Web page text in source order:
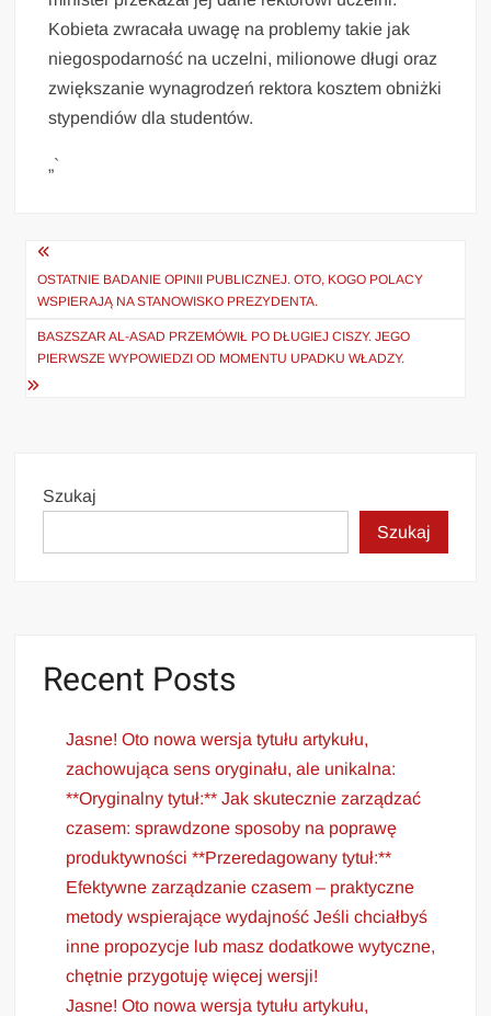
Kobieta zwracała uwagę na problemy takie jak
niegospodarność na uczelni, milionowe długi oraz
zwiększanie wynagrodzeń rektora kosztem obniżki
stypendiów dla studentów.
„`
Nawigacja
wpisu
OSTATNIE BADANIE OPINII PUBLICZNEJ. OTO, KOGO POLACY
WSPIERAJĄ NA STANOWISKO PREZYDENTA.
BASZSZAR AL-ASAD PRZEMÓWIŁ PO DŁUGIEJ CISZY. JEGO
PIERWSZE WYPOWIEDZI OD MOMENTU UPADKU WŁADZY.
Szukaj
Szukaj
Recent Posts
Jasne! Oto nowa wersja tytułu artykułu,
zachowująca sens oryginału, ale unikalna:
**Oryginalny tytuł:** Jak skutecznie zarządzać
czasem: sprawdzone sposoby na poprawę
produktywności **Przeredagowany tytuł:**
Efektywne zarządzanie czasem – praktyczne
metody wspierające wydajność Jeśli chciałbyś
inne propozycje lub masz dodatkowe wytyczne,
chętnie przygotuję więcej wersji!
Jasne! Oto nowa wersja tytułu artykułu,